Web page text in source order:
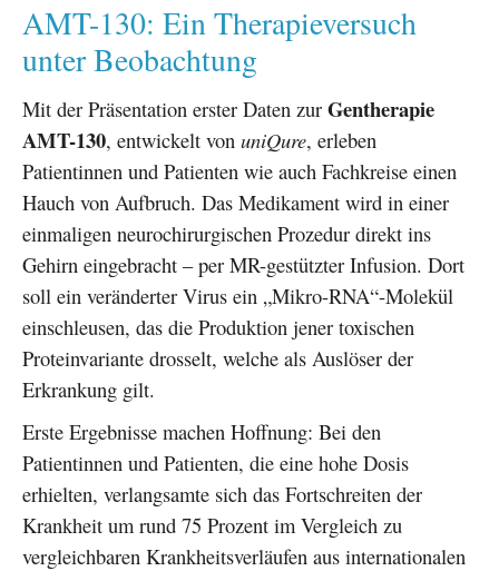
AMT-130: Ein Therapieversuch
unter Beobachtung
Mit der Präsentation erster Daten zur Gentherapie
AMT-130, entwickelt von uniQure, erleben
Patientinnen und Patienten wie auch Fachkreise einen
Hauch von Aufbruch. Das Medikament wird in einer
einmaligen neurochirurgischen Prozedur direkt ins
Gehirn eingebracht – per MR-gestützter Infusion. Dort
soll ein veränderter Virus ein „Mikro-RNA“-Molekül
einschleusen, das die Produktion jener toxischen
Proteinvariante drosselt, welche als Auslöser der
Erkrankung gilt.
Erste Ergebnisse machen Hoffnung: Bei den
Patientinnen und Patienten, die eine hohe Dosis
erhielten, verlangsamte sich das Fortschreiten der
Krankheit um rund 75 Prozent im Vergleich zu
vergleichbaren Krankheitsverläufen aus internationalen